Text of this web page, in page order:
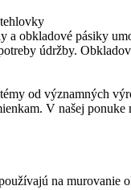
a obkladové pásiky
údržby.
od významných
V našej ponuke
na murovanie